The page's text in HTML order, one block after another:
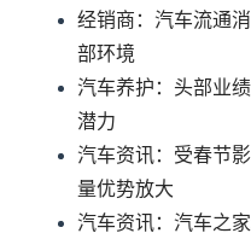
经销商：汽车流通
部环境
汽车养护：头部业
潜力
汽车资讯：受春节
量优势放大
汽车资讯：汽车之